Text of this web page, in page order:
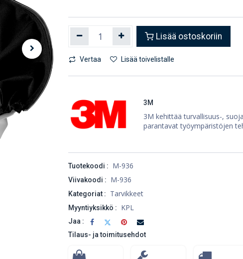
Lisää ostoskoriin
Vertaa Lisää toivelistalle
3M
3M kehittää turvallisuus-,
parantavat työympäristöjen
Tuotekoodi : M-936
Viivakoodi : M-936
Kategoriat : Tarvikkeet
Myyntiyksikkö : KPL
Jaa :
Tilaus- ja toimitusehdot